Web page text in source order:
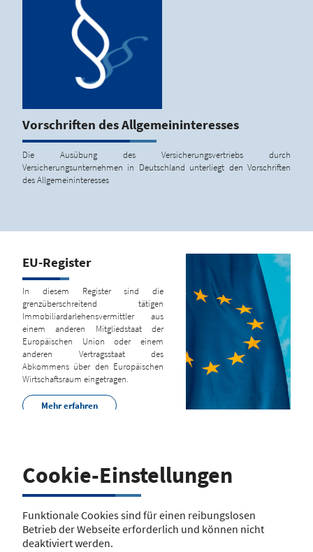
Vorschriften des Allgemeininteresses
Die Ausübung des Versicherungsvertriebs durch
Versicherungsunternehmen in Deutschland unterliegt den Vorschriften
des Allgemeininteresses
EU-Register
In diesem Register sind die
grenzüberschreitend tätigen
Immobiliardarlehensvermittler aus
einem anderen Mitgliedstaat der
Europäischen Union oder einem
anderen Vertragsstaat des
Abkommens über den Europäischen
Wirtschaftsraum eingetragen.
Mehr erfahren
Hinweis zum Brexit
Grundlage mehr für eine Eintragung
nach § 8 Satz 1 Nr. 5 VersVermV, soweit
ein Versicherungsvermittler eine
Cookie-Einstellungen
Funktionale Cookies sind für einen reibungslosen
Betrieb der Webseite erforderlich und können nicht
deaktiviert werden.